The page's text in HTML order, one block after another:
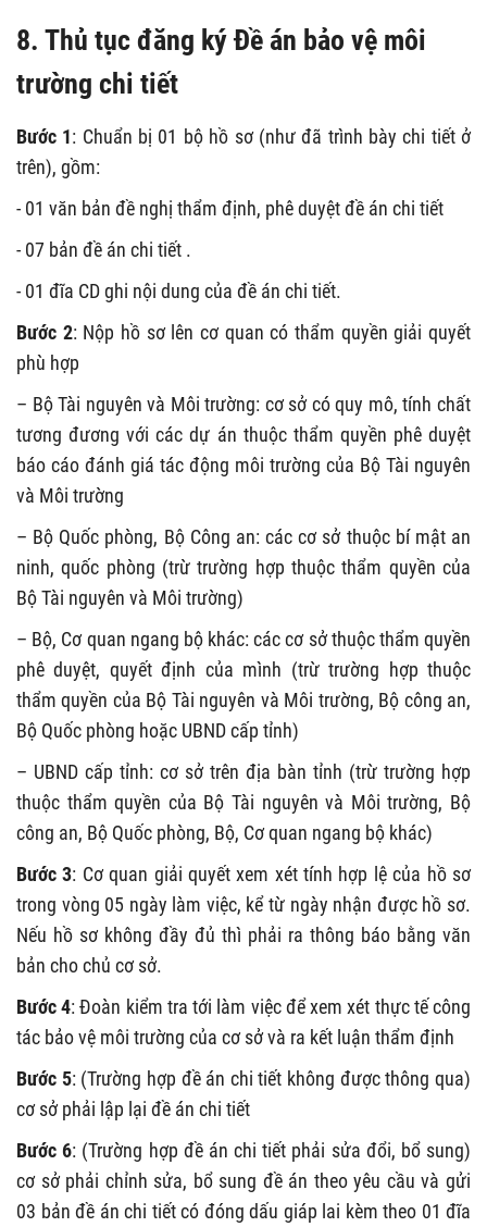
8. Thủ tục đăng ký Đề án bảo vệ môi
trường chi tiết
Bước 1: Chuẩn bị 01 bộ hồ sơ (như đã trình bày chi tiết ở
trên), gồm:
- 01 văn bản đề nghị thẩm định, phê duyệt đề án chi tiết
- 07 bản đề án chi tiết .
- 01 đĩa CD ghi nội dung của đề án chi tiết.
Bước 2: Nộp hồ sơ lên cơ quan có thẩm quyền giải quyết
phù hợp
– Bộ Tài nguyên và Môi trường: cơ sở có quy mô, tính chất
tương đương với các dự án thuộc thẩm quyền phê duyệt
báo cáo đánh giá tác động môi trường của Bộ Tài nguyên
và Môi trường
– Bộ Quốc phòng, Bộ Công an: các cơ sở thuộc bí mật an
ninh, quốc phòng (trừ trường hợp thuộc thẩm quyền của
Bộ Tài nguyên và Môi trường)
– Bộ, Cơ quan ngang bộ khác: các cơ sở thuộc thẩm quyền
phê duyệt, quyết định của mình (trừ trường hợp thuộc
thẩm quyền của Bộ Tài nguyên và Môi trường, Bộ công an,
Bộ Quốc phòng hoặc UBND cấp tỉnh)
– UBND cấp tỉnh: cơ sở trên địa bàn tỉnh (trừ trường hợp
thuộc thẩm quyền của Bộ Tài nguyên và Môi trường, Bộ
công an, Bộ Quốc phòng, Bộ, Cơ quan ngang bộ khác)
Bước 3: Cơ quan giải quyết xem xét tính hợp lệ của hồ sơ
trong vòng 05 ngày làm việc, kể từ ngày nhận được hồ sơ.
Nếu hồ sơ không đầy đủ thì phải ra thông báo bằng văn
bản cho chủ cơ sở.
Bước 4: Đoàn kiểm tra tới làm việc để xem xét thực tế công
tác bảo vệ môi trường của cơ sở và ra kết luận thẩm định
Bước 5: (Trường hợp đề án chi tiết không được thông qua)
cơ sở phải lập lại đề án chi tiết
Bước 6: (Trường hợp đề án chi tiết phải sửa đổi, bổ sung)
cơ sở phải chỉnh sửa, bổ sung đề án theo yêu cầu và gửi
03 bản đề án chi tiết có đóng dấu giáp lai kèm theo 01 đĩa